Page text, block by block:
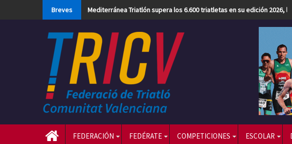
Breves Mediterránea Triatlón supera los 6.600 triatletas en su edición 2026, la
FEDERACIÓN FEDÉRATE COMPETICIONES ESCOLAR